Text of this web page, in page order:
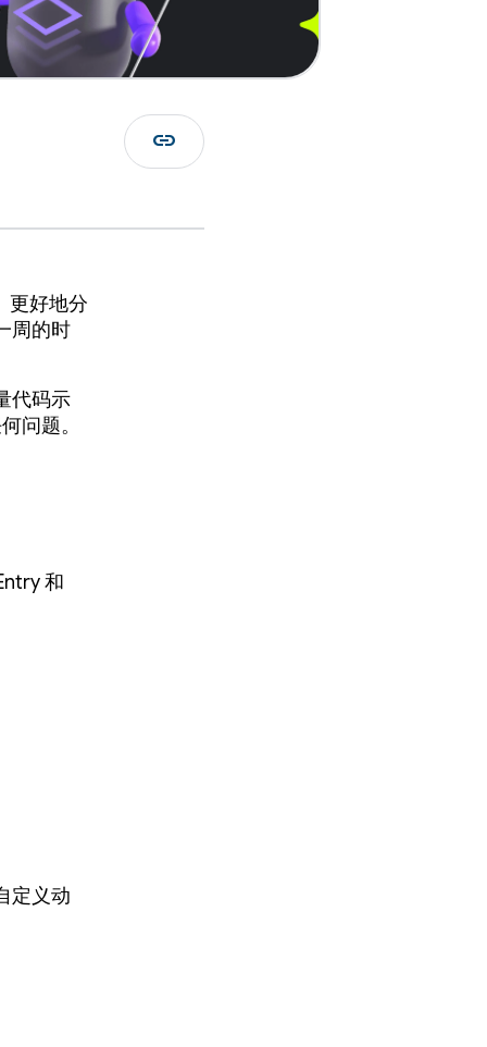
link
更好地分
周的时
代码示
问题。
和
定义动